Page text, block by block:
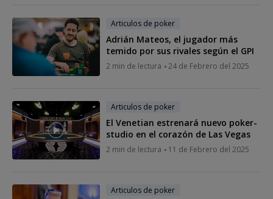
Articulos de poker
Adrián Mateos, el jugador más
temido por sus rivales según el GPI
2 min de lectura 24 de Febrero del 2025
Articulos de poker
El Venetian estrenará nuevo poker-
studio en el corazón de Las Vegas
2 min de lectura 11 de Febrero del 2025
Articulos de poker